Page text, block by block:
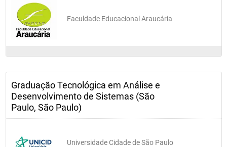
Faculdade Educacional Araucária
Graduação Tecnológica em Análise e
Desenvolvimento de Sistemas (São
Paulo, São Paulo)
Universidade Cidade de São Paulo